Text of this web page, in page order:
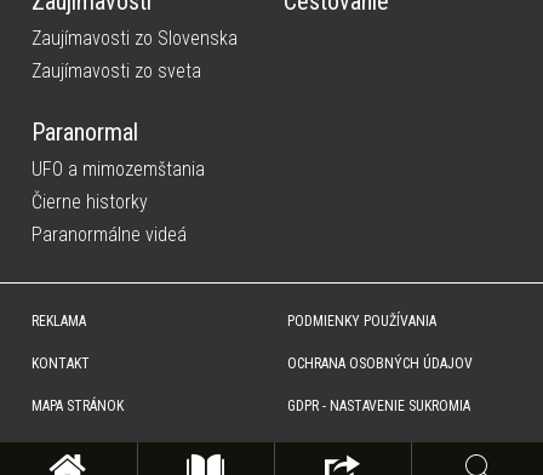
Zaujímavosti zo Slovenska
Zaujímavosti zo sveta
Paranormal
UFO a mimozemštania
Čierne historky
Paranormálne videá
REKLAMA
KONTAKT
MAPA STRÁNOK
PODMIENKY POUŽÍVANIA
OCHRANA OSOBNÝCH ÚDAJOV
GDPR - NASTAVENIE SUKROMIA
súhlas na rozmnožovanie, šírenie a na verejný prenos obsahu. Na tejto stránke môžu byť umiestnené reklamné